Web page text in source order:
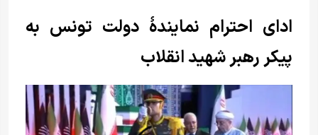
ادای احترام نمایندۀ دولت تونس به
پیکر رهبر شهید انقلاب